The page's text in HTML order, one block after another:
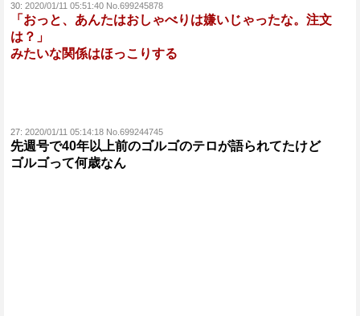
30: 2020/01/11 05:51:40 No.699245878
「おっと、あんたはおしゃべりは嫌いじゃったな。注文
は？」
みたいな関係はほっこりする
27: 2020/01/11 05:14:18 No.699244745
先週号で40年以上前のゴルゴのテロが語られてたけど
ゴルゴって何歳なん